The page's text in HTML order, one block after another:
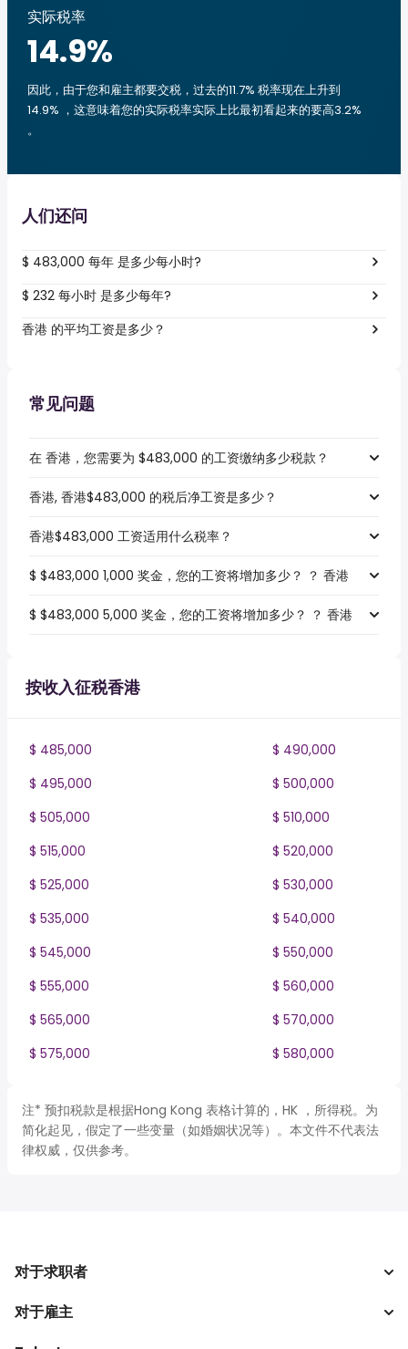
实际税率
14.9%
因此，由于您和雇主都要交税，过去的11.7% 税率现在上升到
14.9% ，这意味着您的实际税率实际上比最初看起来的要高3.2%
。
人们还问
$ 483,000 每年 是多少每小时?
$ 232 每小时 是多少每年?
香港 的平均工资是多少？
常见问题
在 香港，您需要为 $483,000 的工资缴纳多少税款？
香港, 香港$483,000 的税后净工资是多少？
香港$483,000 工资适用什么税率？
$ $483,000 1,000 奖金，您的工资将增加多少？ ？ 香港
$ $483,000 5,000 奖金，您的工资将增加多少？ ？ 香港
按收入征税香港
$ 485,000
$ 490,000
$ 495,000
$ 500,000
$ 505,000
$ 510,000
$ 515,000
$ 520,000
$ 525,000
$ 530,000
$ 535,000
$ 540,000
$ 545,000
$ 550,000
$ 555,000
$ 560,000
$ 565,000
$ 570,000
$ 575,000
$ 580,000
注* 预扣税款是根据Hong Kong 表格计算的，HK ，所得税。为
简化起见，假定了一些变量（如婚姻状况等）。本文件不代表法
律权威，仅供参考。
对于求职者
搜索工作
对于雇主